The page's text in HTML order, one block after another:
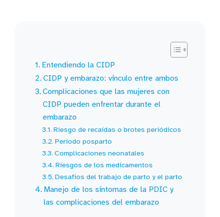
Entendiendo la CIDP
CIDP y embarazo: vínculo entre ambos
Complicaciones que las mujeres con
CIDP pueden enfrentar durante el
embarazo
Riesgo de recaídas o brotes periódicos
Período posparto
Complicaciones neonatales
Riesgos de los medicamentos
Desafíos del trabajo de parto y el parto
Manejo de los síntomas de la PDIC y
las complicaciones del embarazo